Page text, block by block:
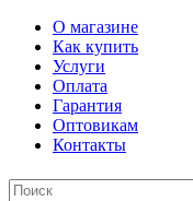
О магазине
Как купить
Услуги
Оплата
Гарантия
Оптовикам
Контакты